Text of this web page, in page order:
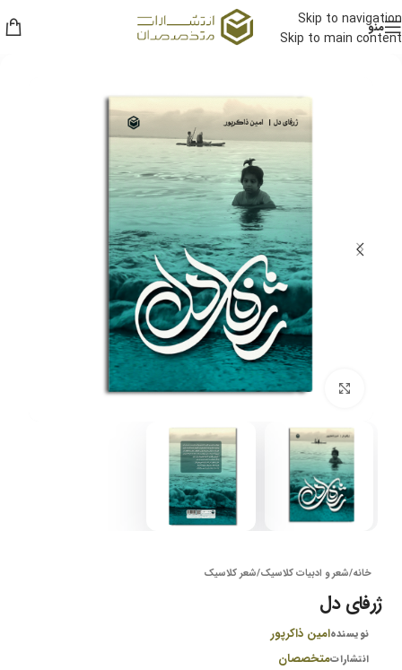
Skip to navigation
Skip to main content
منو
برای بزرگنمایی کلیک کنید
خانه/شعر و ادبیات کلاسیک/شعر کلاسیک
ژرفای دل
نویسندهامین ذاکرپور
انتشاراتمتخصصان